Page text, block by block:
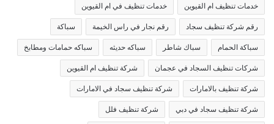
خدمات تنظيف ام القيوين خدمات تنظيف في ام القيوين
رقم شركة تنظيف سجاد رقم نجار في راس الخيمة سباكة
سباكة الحمام سباك شاطر سباكه حديثه سباكه حمامات ومطابخ
شركات تنظيف السجاد في عجمان شركة تنظيف ام القيوين
شركة تنظيف بالامارات شركة تنظيف سجاد في الامارات
شركة تنظيف سجاد في دبي شركة تنظيف فلل